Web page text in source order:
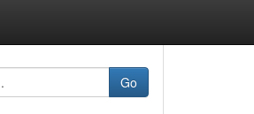
Go